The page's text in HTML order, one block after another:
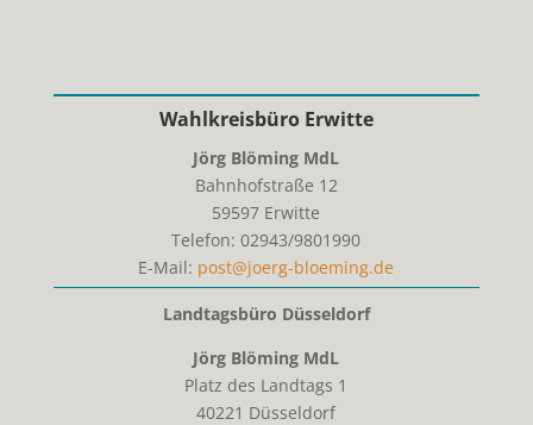
Wahlkreisbüro Erwitte
Jörg Blöming MdL
Bahnhofstraße 12
59597 Erwitte
Telefon: 02943/9801990
E-Mail: post@joerg-bloeming.de
Landtagsbüro Düsseldorf
Jörg Blöming MdL
Platz des Landtags 1
40221 Düsseldorf